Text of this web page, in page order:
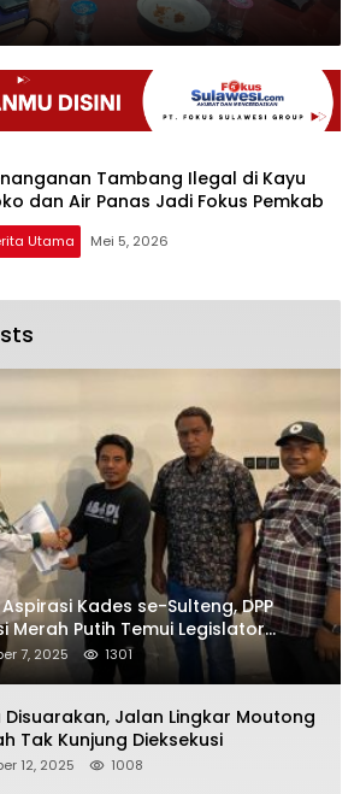
Tambang Rakyat
Tambang Ilegal di Kayu
dan Air Panas Jadi Fokus Pemkab
Utama Mei 5, 2026
Kades se-Sulteng, DPP
Merah Putih Temui Legislator
7, 2025 1301
Disuarakan, Jalan Lingkar Moutong
Tak Kunjung Dieksekusi
12, 2025 1008